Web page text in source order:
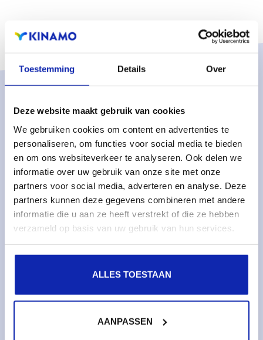
Toestemming Details Over
Deze website maakt gebruik van cookies
We gebruiken cookies om content en advertenties te
personaliseren, om functies voor social media te bieden
en om ons websiteverkeer te analyseren. Ook delen we
informatie over uw gebruik van onze site met onze
partners voor social media, adverteren en analyse. Deze
partners kunnen deze gegevens combineren met andere
informatie die u aan ze heeft verstrekt of die ze hebben
verzameld op basis van uw gebruik van hun services.
ALLES TOESTAAN
AANPASSEN
Managed services
Dedicated servers
Monitoring & metrics
Cloud servers
Cloudopslag
Diensten
Domeinnamen
Web hosting